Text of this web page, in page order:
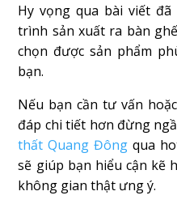
Hy vọng qua bài viết
trình sản xuất ra bàn
chọn được sản phẩm
bạn.
Nếu bạn cần tư vấn
đáp chi tiết hơn đừng
thất Quang Đông qua
sẽ giúp bạn hiểu cận kẽ
không gian thật ưng ý.